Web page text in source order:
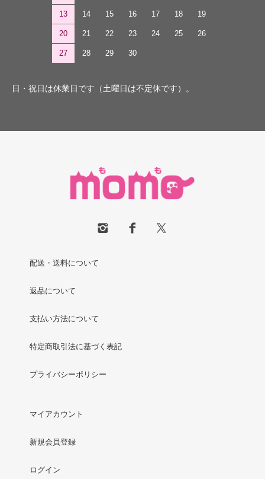
13 14 15 16 17 18 19
20 21 22 23 24 25 26
27 28 29 30
日・祝日は休業日です（土曜日は不定休です）。
配送・送料について
返品について
支払い方法について
特定商取引法に基づく表記
プライバシーポリシー
マイアカウント
新規会員登録
ログイン